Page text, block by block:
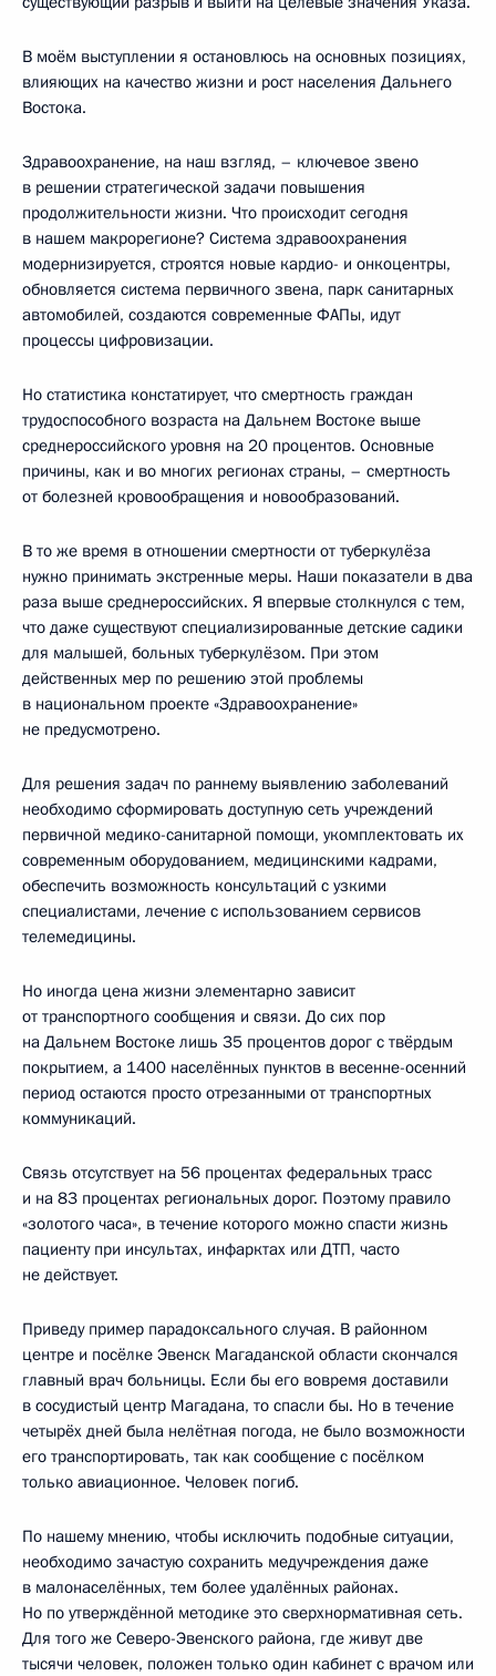
В моём выступлении я остановлюсь на основных позициях,
влияющих на качество жизни и рост населения Дальнего
Востока.
Здравоохранение, на наш взгляд, – ключевое звено
в решении стратегической задачи повышения
продолжительности жизни. Что происходит сегодня
в нашем макрорегионе? Система здравоохранения
модернизируется, строятся новые кардио- и онкоцентры,
обновляется система первичного звена, парк санитарных
автомобилей, создаются современные ФАПы, идут
процессы цифровизации.
Но статистика констатирует, что смертность граждан
трудоспособного возраста на Дальнем Востоке выше
среднероссийского уровня на 20 процентов. Основные
причины, как и во многих регионах страны, – смертность
от болезней кровообращения и новообразований.
В то же время в отношении смертности от туберкулёза
нужно принимать экстренные меры. Наши показатели в два
раза выше среднероссийских. Я впервые столкнулся с тем,
что даже существуют специализированные детские садики
для малышей, больных туберкулёзом. При этом
действенных мер по решению этой проблемы
в национальном проекте «Здравоохранение»
не предусмотрено.
Для решения задач по раннему выявлению заболеваний
необходимо сформировать доступную сеть учреждений
первичной медико-санитарной помощи, укомплектовать их
современным оборудованием, медицинскими кадрами,
обеспечить возможность консультаций с узкими
специалистами, лечение с использованием сервисов
телемедицины.
Но иногда цена жизни элементарно зависит
от транспортного сообщения и связи. До сих пор
на Дальнем Востоке лишь 35 процентов дорог с твёрдым
покрытием, а 1400 населённых пунктов в весенне-осенний
период остаются просто отрезанными от транспортных
коммуникаций.
Связь отсутствует на 56 процентах федеральных трасс
и на 83 процентах региональных дорог. Поэтому правило
«золотого часа», в течение которого можно спасти жизнь
пациенту при инсультах, инфарктах или ДТП, часто
не действует.
Приведу пример парадоксального случая. В районном
центре и посёлке Эвенск Магаданской области скончался
главный врач больницы. Если бы его вовремя доставили
в сосудистый центр Магадана, то спасли бы. Но в течение
четырёх дней была нелётная погода, не было возможности
его транспортировать, так как сообщение с посёлком
только авиационное. Человек погиб.
По нашему мнению, чтобы исключить подобные ситуации,
необходимо зачастую сохранить медучреждения даже
в малонаселённых, тем более удалённых районах.
Но по утверждённой методике это сверхнормативная сеть.
Для того же Северо-Эвенского района, где живут две
тысячи человек, положен только один кабинет с врачом или